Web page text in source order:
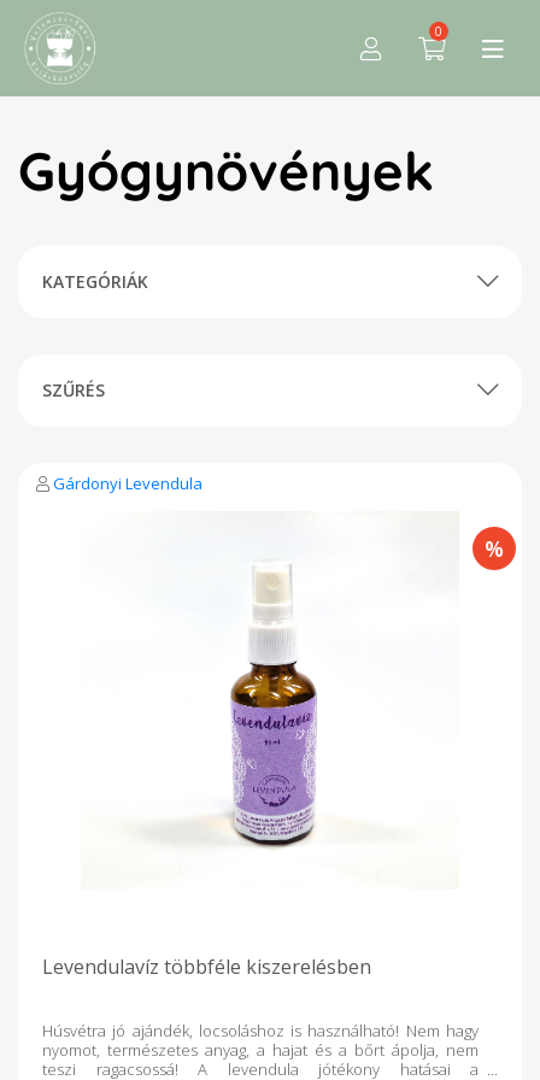
0
Gyógynövények
KATEGÓRIÁK
SZŰRÉS
Gárdonyi Levendula
Levendulavíz többféle kiszerelésben
Húsvétra jó ajándék, locsoláshoz is használható! Nem hagy
nyomot, természetes anyag, a hajat és a bőrt ápolja, nem
teszi ragacsossá! A levendula jótékony hatásai a